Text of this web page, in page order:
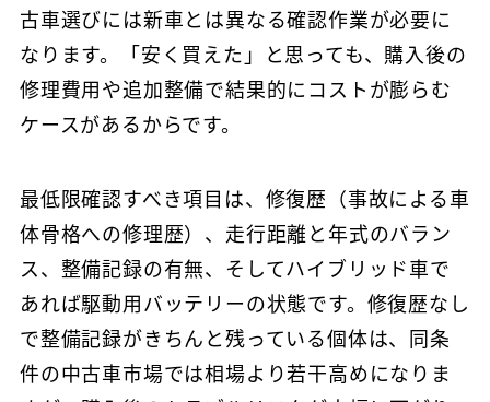
古車選びには新車とは異なる確認作業が必要に
なります。「安く買えた」と思っても、購入後の
修理費用や追加整備で結果的にコストが膨らむ
ケースがあるからです。
最低限確認すべき項目は、修復歴（事故による車
体骨格への修理歴）、走行距離と年式のバラン
ス、整備記録の有無、そしてハイブリッド車で
あれば駆動用バッテリーの状態です。修復歴なし
で整備記録がきちんと残っている個体は、同条
件の中古車市場では相場より若干高めになりま